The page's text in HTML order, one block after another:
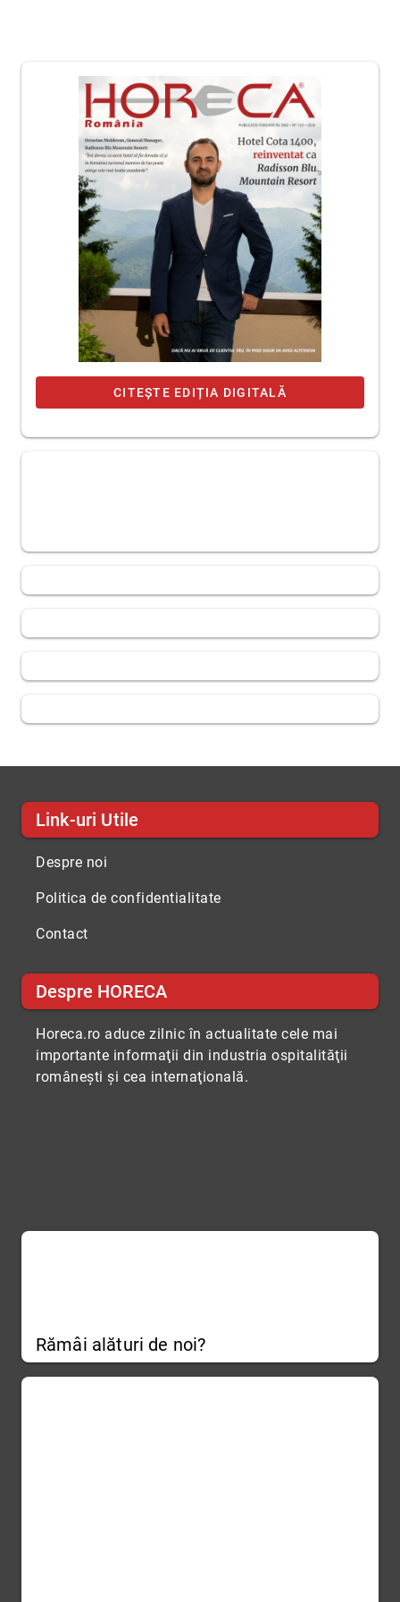
CITEȘTE EDIȚIA DIGITALĂ
Link-uri Utile
Despre noi
Politica de confidentialitate
Contact
Despre HORECA
Horeca.ro aduce zilnic în actualitate cele mai
importante informaţii din industria ospitalităţii
româneşti şi cea internaţională.
Rămâi alături de noi?